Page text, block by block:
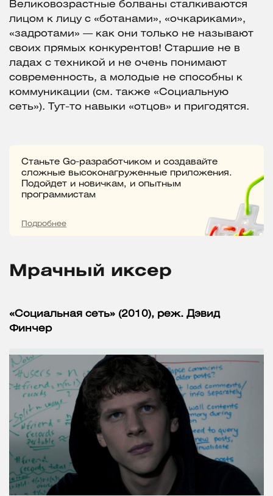
Великовозрастные болваны сталкиваются
лицом к лицу с «ботанами», «очкариками»,
«задротами» — как они только не называют
своих прямых конкурентов! Старшие не в
ладах с техникой и не очень понимают
современность, а молодые не способны к
коммуникации (см. также «Социальную
сеть»). Тут-то навыки «отцов» и пригодятся.
Станьте Go-разработчиком и создавайте
сложные высоконагруженные приложения.
Подойдет и новичкам, и опытным
программистам
Подробнее
Мрачный иксер
«Социальная сеть» (2010), реж. Дэвид
Финчер